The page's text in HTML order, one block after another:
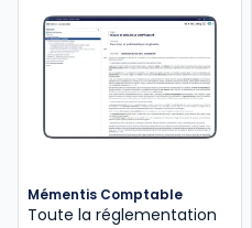
Mémentis Comptable
Toute la réglementation